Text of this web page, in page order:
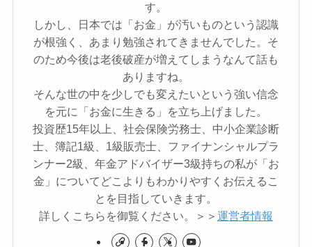
す。
しかし、日本では「お金」が汚いものという認識
が根強く、あまり勉強されてきませんでした。そ
のため今後は老後破産が増えてしまうなんて話も
ありますね。
そんな世の中を少しでも変えたいという強い信念
を元に「お金に生きる」を立ち上げました。
投資歴15年以上、社会保険労務士、中小企業診断
士、簿記1級、1級販売士、ファイナンシャルプラ
ンナー2級、年金アドバイザー3級持ちの私が「お
金」についてどこよりもわかりやすくお伝えるこ
とを目指していきます。
詳しくこちらを御覧ください。＞＞ 運営者情報